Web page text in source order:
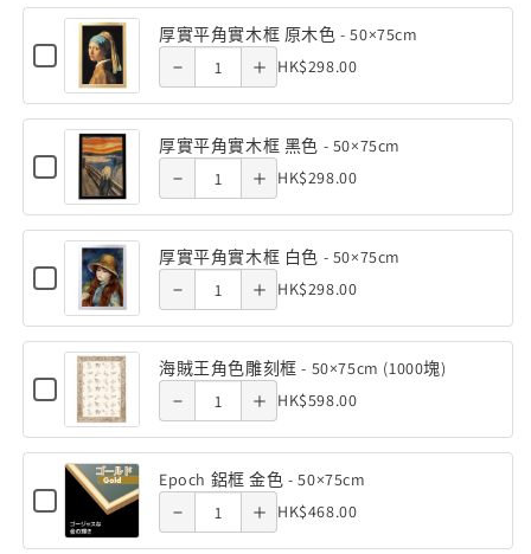
城
-
初
次
試
飛
1000
塊
(50×75cm)
數
減
城
-
初
次
飛
1000
塊
數
量
增
加
Checkbox
for
實
角
實
框
木
色
50×75cm
厚實平角實木框 原木色 - 50×75cm
Quantity
of
厚
實
角
實
木
框
原
木
-
50×75cm
of 厚實平
原木色 -
50×75cm
of 厚實平
原木色 -
50×75cm
HK$298.00
Checkbox
for
實
角
實
框
色
-
50×75cm
厚實平角實木框 黑色 - 50×75cm
Quantity
of
厚
實
角
實
木
框
黑
色
Decrease
quantity
of 厚實平
黑色 -
50×75cm
Increase
quantity
of 厚實平
黑色 -
50×75cm
HK$298.00
Checkbox
for
實
角
實
框
色
-
50×75cm
厚實平角實木框 白色 - 50×75cm
Quantity
of
厚
實
角
實
木
框
Decrease
quantity
of 厚實平
白色 -
50×75cm
Increase
quantity
of 厚實平
白色 -
50×75cm
HK$298.00
Checkbox
for
賊
角
色
海賊王角色雕刻框 - 50×75cm (1000塊)
Quantity
of
海
賊
Decrease
quantity
of 海賊王
框 -
50×75cm
(1000塊)
Increase
quantity
角色雕刻
框 -
50×75cm
(1000塊)
HK$598.00
Checkbox
for
Epoch
Epoch 鋁框 金色 - 50×75cm
Quantity
of
Decrease
quantity
of Epoch
Increase
quantity
of Epoch
HK$468.00
Decrease Increase